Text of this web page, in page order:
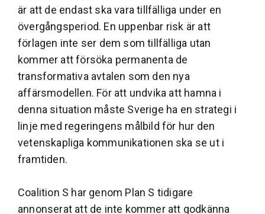
är att de endast ska vara tillfälliga under en
övergångsperiod. En uppenbar risk är att
förlagen inte ser dem som tillfälliga utan
kommer att försöka permanenta de
transformativa avtalen som den nya
affärsmodellen. För att undvika att hamna i
denna situation måste Sverige ha en strategi i
linje med regeringens målbild för hur den
vetenskapliga kommunikationen ska se ut i
framtiden.
Coalition S har genom Plan S tidigare
annonserat att de inte kommer att godkänna